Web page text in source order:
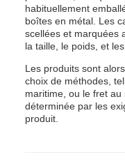
habituellement
boîtes en métal. Les
scellées et marquées
la taille, le poids, et
Les produits sont
choix de méthodes,
maritime, ou le fret
déterminée par les
produit.